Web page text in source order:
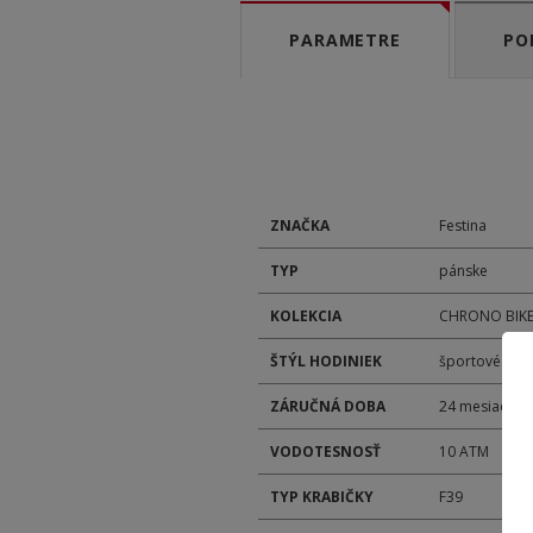
PARAMETRE
ZNAČKA Festina
TYP pánske
KOLEKCIA CHRONO BIKE
ŠTÝL HODINIEK športové
ZÁRUČNÁ DOBA 24 mesiacov
VODOTESNOSŤ 10 ATM
TYP KRABIČKY F39